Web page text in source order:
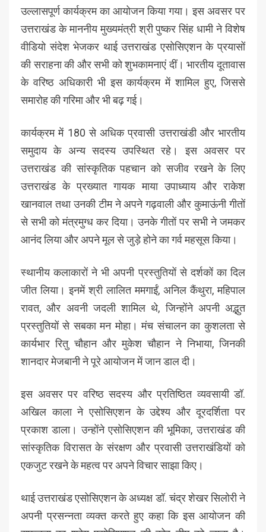
उल्लासपूर्ण कार्यक्रम का आयोजन किया गया। इस अवसर पर
उत्तराखंड के माननीय मुख्यमंत्री श्री पुष्कर सिंह धामी ने विशेष
वीडियो संदेश भेजकर थाई उत्तराखंड एसोसिएशन के प्रयासों
की सराहना की और सभी को शुभकामनाएं दीं। भारतीय दूतावास
के वरिष्ठ अधिकारी भी इस कार्यक्रम में शामिल हुए, जिससे
समारोह की गरिमा और भी बढ़ गई।
कार्यक्रम में 180 से अधिक प्रवासी उत्तराखंडी और भारतीय
समुदाय के अन्य सदस्य उपस्थित रहे। इस अवसर पर
उत्तराखंड की सांस्कृतिक पहचान को सजीव रखने के लिए
उत्तराखंड के प्रख्यात गायक माया उपाध्याय और राकेश
खानवाल तथा उनकी टीम ने अपने गढ़वाली और कुमाऊंनी गीतों
से सभी को मंत्रमुग्ध कर दिया। उनके गीतों पर सभी ने जमकर
आनंद लिया और अपने मूल से जुड़े होने का गर्व महसूस किया।
स्थानीय कलाकारों ने भी अपनी प्रस्तुतियों से दर्शकों का दिल
जीत लिया। इनमें श्री लालित ममगाईं, अनिल कैंथुरा, महिपाल
रावत, और अवनी जदली शामिल थे, जिन्होंने अपनी अद्भुत
प्रस्तुतियों से सबका मन मोहा। मंच संचालन का कुशलता से
कार्यभार रितु चौहान और मुकेश चौहान ने निभाया, जिनकी
शानदार मेजबानी ने पूरे आयोजन में जान डाल दी।
इस अवसर पर वरिष्ठ सदस्य और प्रतिष्ठित व्यवसायी डॉ.
अखिल काला ने एसोसिएशन के उद्देश्य और दूरदर्शिता पर
प्रकाश डाला। उन्होंने एसोसिएशन की भूमिका, उत्तराखंड की
सांस्कृतिक विरासत के संरक्षण और प्रवासी उत्तराखंडियों को
एकजुट रखने के महत्व पर अपने विचार साझा किए।
थाई उत्तराखंड एसोसिएशन के अध्यक्ष डॉ. चंद्र शेखर सिलोरी ने
अपनी प्रसन्नता व्यक्त करते हुए कहा कि इस आयोजन की